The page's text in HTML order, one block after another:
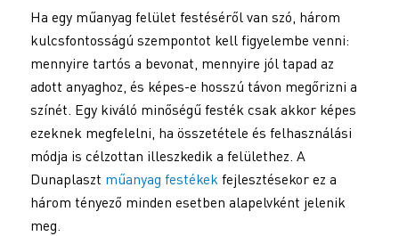
Ha egy műanyag felület festéséről van szó, három
kulcsfontosságú szempontot kell figyelembe venni:
mennyire tartós a bevonat, mennyire jól tapad az
adott anyaghoz, és képes-e hosszú távon megőrizni a
színét. Egy kiváló minőségű festék csak akkor képes
ezeknek megfelelni, ha összetétele és felhasználási
módja is célzottan illeszkedik a felülethez. A
Dunaplaszt műanyag festékekfejlesztésekor ez a
három tényező minden esetben alapelvként jelenik
meg.